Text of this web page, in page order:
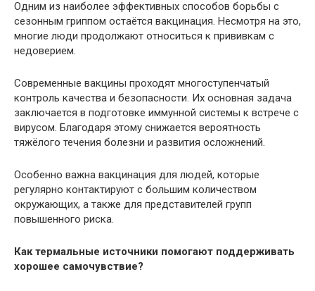
Одним из наиболее эффективных способов борьбы с
сезонным гриппом остаётся вакцинация. Несмотря на это,
многие люди продолжают относиться к прививкам с
недоверием.
Современные вакцины проходят многоступенчатый
контроль качества и безопасности. Их основная задача
заключается в подготовке иммунной системы к встрече с
вирусом. Благодаря этому снижается вероятность
тяжёлого течения болезни и развития осложнений.
Особенно важна вакцинация для людей, которые
регулярно контактируют с большим количеством
окружающих, а также для представителей групп
повышенного риска.
Как термальные источники помогают поддерживать
хорошее самочувствие?